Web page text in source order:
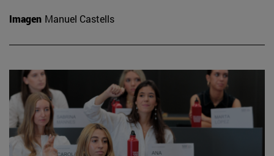
Imagen Manuel Castells